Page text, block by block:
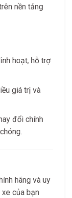
nền tảng
hoạt, hỗ trợ
giá trị và
đổi chính
hãng và uy
của bạn